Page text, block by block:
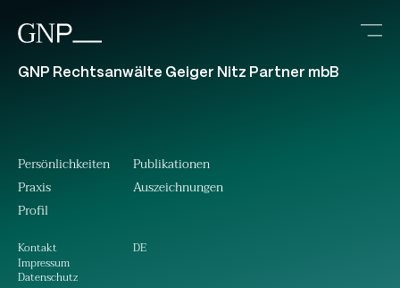
GNP Rechtsanwälte Geiger Nitz Partner mbB
Persönlichkeiten
Praxis
Profil
Kontakt
Impressum
Datenschutz
Publikationen
Auszeichnungen
DE